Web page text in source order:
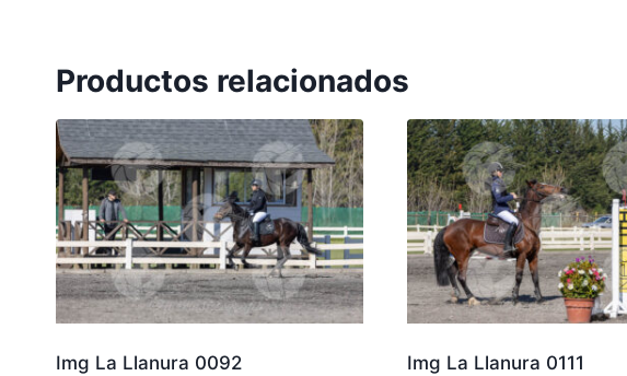
Productos relacionados
Img La Llanura 0092 Img La Llanura 0111